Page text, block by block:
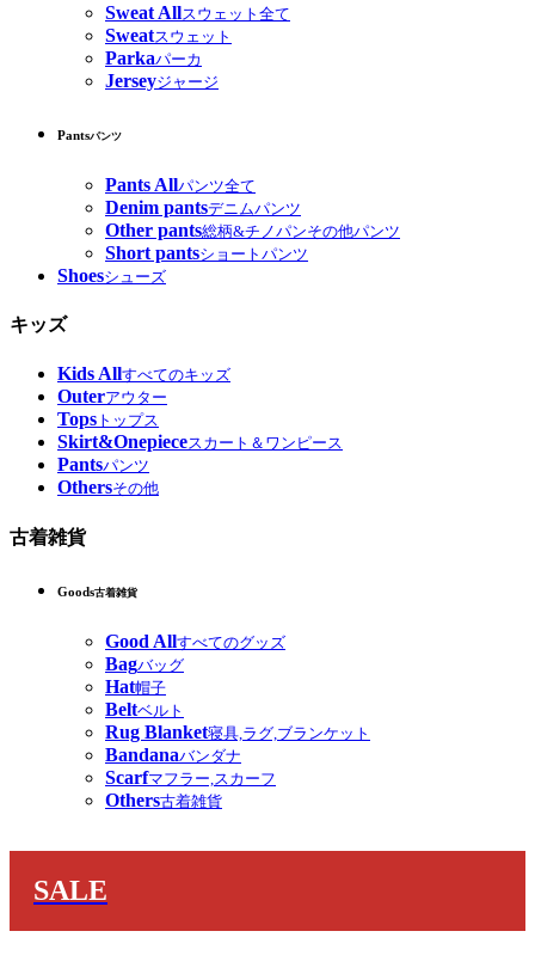
Sweat Allスウェット全て
Sweatスウェット
Parkaパーカ
Jerseyジャージ
Pantsパンツ
Pants Allパンツ全て
Denim pantsデニムパンツ
Other pants総柄&チノパンその他パンツ
Short pantsショートパンツ
Shoesシューズ
キッズ
Kids Allすべてのキッズ
Outerアウター
Tops トップス
Skirt&Onepieceスカート＆ワンピース
Pantsパンツ
Othersその他
古着雑貨
Goods古着雑貨
Good Allすべてのグッズ
Bagバッグ
Hat帽子
Beltベルト
Rug Blanket寝具,ラグ,ブランケット
Bandanaバンダナ
Scarfマフラー,スカーフ
Others古着雑貨
SALE